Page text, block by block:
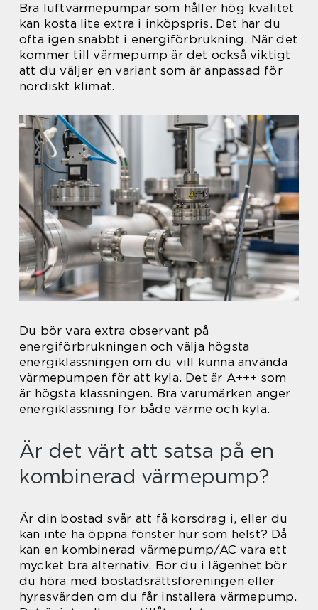
Bra luftvärmepumpar som håller hög kvalitet
kan kosta lite extra i inköpspris. Det har du
ofta igen snabbt i energiförbrukning. När det
kommer till värmepump är det också viktigt
att du väljer en variant som är anpassad för
nordiskt klimat.
Du bör vara extra observant på
energiförbrukningen och välja högsta
energiklassningen om du vill kunna använda
värmepumpen för att kyla. Det är A+++ som
är högsta klassningen. Bra varumärken anger
energiklassning för både värme och kyla.
Är det värt att satsa på en
kombinerad värmepump?
Är din bostad svår att få korsdrag i, eller du
kan inte ha öppna fönster hur som helst? Då
kan en kombinerad värmepump/AC vara ett
mycket bra alternativ. Bor du i lägenhet bör
du höra med bostadsrättsföreningen eller
hyresvärden om du får installera värmepump.